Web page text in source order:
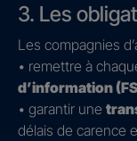
3. Les
Les compagnies
• remettre à
d’information
• garantir une
délais de carence